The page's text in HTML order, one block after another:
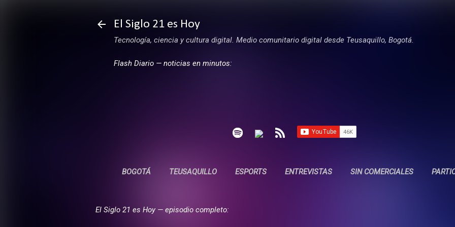
El Siglo 21 es Hoy
Tecnología, ciencia y cultura digital. Medio comunitario digital desde Teusaquillo, Bogotá.
Flash Diario — noticias en minutos:
BOGOTÁ TEUSAQUILLO ESPORTS ENTREVISTAS SIN COMERCIALES
El Siglo 21 es Hoy — episodio completo: